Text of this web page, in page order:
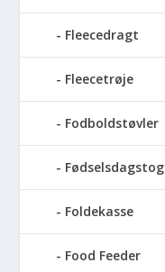
Fleecedragt
Fleecetrøje
Fodboldstøvler
Fødselsdagstog
Foldekasse
Food Feeder